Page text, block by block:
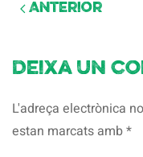
Anterior
Deixa un
L'adreça electrònica
estan marcats amb*